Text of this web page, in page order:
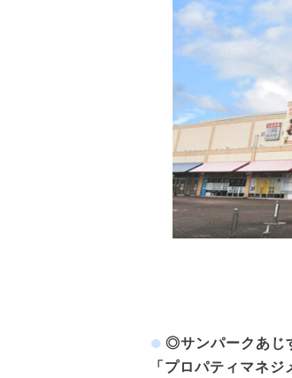
◎サンパークあじ
「プロパティマネ